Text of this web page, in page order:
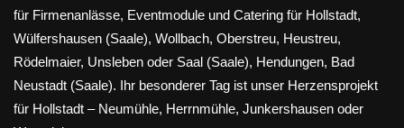
für Firmenanlässe, Eventmodule und Catering für Hollstadt,
Wülfershausen (Saale), Wollbach, Oberstreu, Heustreu,
Rödelmaier, Unsleben oder Saal (Saale), Hendungen, Bad
Neustadt (Saale). Ihr besonderer Tag ist unser Herzensprojekt
für Hollstadt – Neumühle, Herrnmühle, Junkershausen oder